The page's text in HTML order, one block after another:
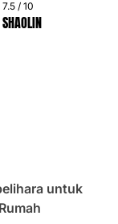
7.5 / 10
SHAOLIN
untuk